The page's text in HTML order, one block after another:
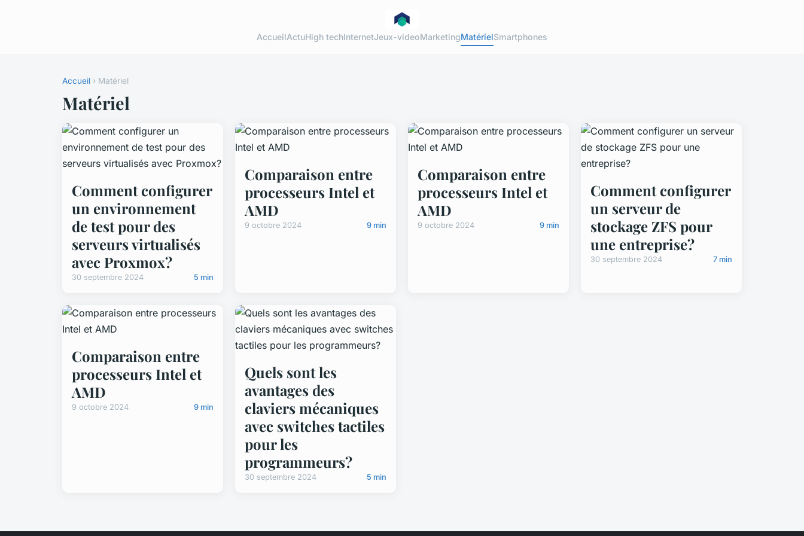
AccueilActuHigh techInternetJeux-videoMarketingMatérielSmartphones
Accueil › Matériel
Matériel
Comment configurer
un environnement
de test pour des
serveurs virtualisés
avec Proxmox?
30 septembre 2024 5 min
Comparaison entre
processeurs Intel et
AMD
9 octobre 2024 9 min
Comparaison entre
processeurs Intel et
AMD
9 octobre 2024 9 min
Comment configurer
un serveur de
stockage ZFS pour
une entreprise?
30 septembre 2024 7 min
Comparaison entre
processeurs Intel et
AMD
9 octobre 2024 9 min
Quels sont les
avantages des
claviers mécaniques
avec switches tactiles
pour les
programmeurs?
30 septembre 2024 5 min